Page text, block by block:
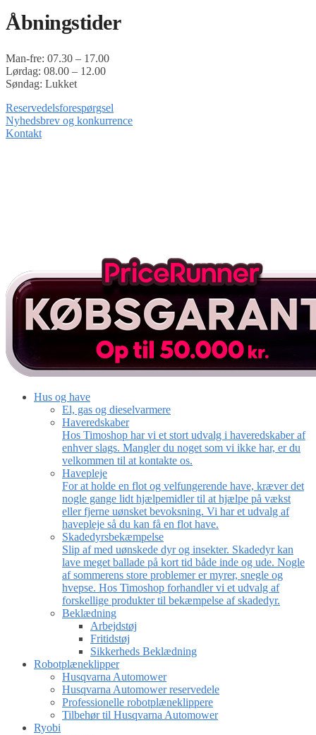
Åbningstider
Man-fre: 07.30 – 17.00
Lørdag: 08.00 – 12.00
Søndag: Lukket
Reservedelsforespørgsel
Nyhedsbrev og konkurrence
Kontakt
Hus og have
El, gas og dieselvarmere
Haveredskaber
Hos Timoshop har vi et stort udvalg i haveredskaber af
enhver slags. Mangler du noget som vi ikke har, er du
velkommen til at kontakte os.
Havepleje
For at holde en flot og velfungerende have, kræver det
nogle gange lidt hjælpemidler til at hjælpe på vækst
eller fjerne uønsket bevoksning. Vi har et udvalg af
havepleje så du kan få en flot have.
Skadedyrsbekæmpelse
Slip af med uønskede dyr og insekter. Skadedyr kan
lave meget ballade på kort tid både inde og ude. Nogle
af sommerens store problemer er myrer, snegle og
hvepse. Hos Timoshop forhandler vi et udvalg af
forskellige produkter til bekæmpelse af skadedyr.
Beklædning
Arbejdstøj
Fritidstøj
Sikkerheds Beklædning
Robotplæneklipper
Husqvarna Automower
Husqvarna Automower reservedele
Professionelle robotplæneklippere
Tilbehør til Husqvarna Automower
Ryobi